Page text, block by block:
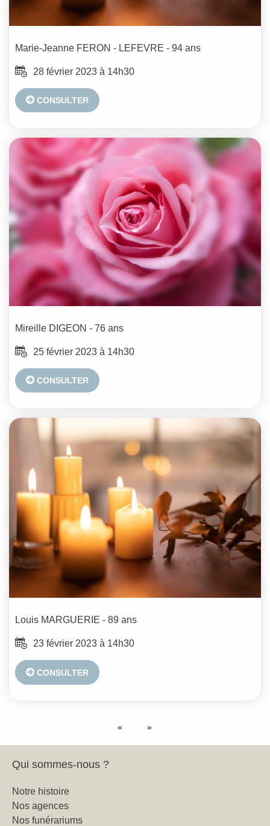
Marie-Jeanne FERON - LEFEVRE - 94 ans
28 février 2023 à 14h30
CONSULTER
Mireille DIGEON - 76 ans
25 février 2023 à 14h30
CONSULTER
Louis MARGUERIE - 89 ans
23 février 2023 à 14h30
CONSULTER
Qui sommes-nous ?
Notre histoire
Nos agences
Nos funérariums